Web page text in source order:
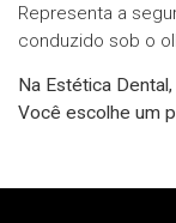
Representa a
conduzido sob o
Na Estética
Você escolhe um